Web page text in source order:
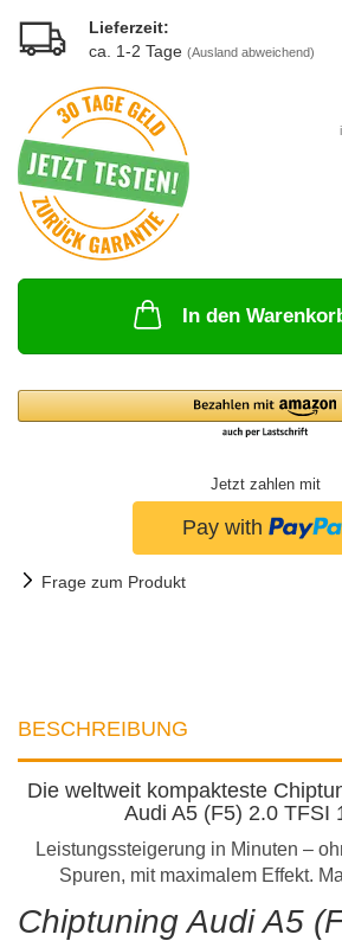
Lieferzeit:
ca. 1-2 Tage (Ausland abweichend)
In den
Jetzt zahlen mit
Frage zum Produkt
BESCHREIBUNG
Die weltweit kompakteste
Audi A5 (F5) 2.0 TFSI
Leistungssteigerung in Minuten –
Spuren, mit maximalem Effekt.
Chiptuning Audi A5